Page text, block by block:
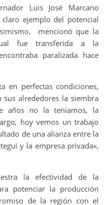
Luis José Marcano
ejemplo del potencial
mencionó que la
fue transferida a la
paralizada hace
en perfectas condiciones,
alrededores la siembra
años no la teníamos, la
hoy vemos un trabajo
de una alianza entre la
y la empresa privada»,
la efectividad de la
potenciar la producción
de la región con el